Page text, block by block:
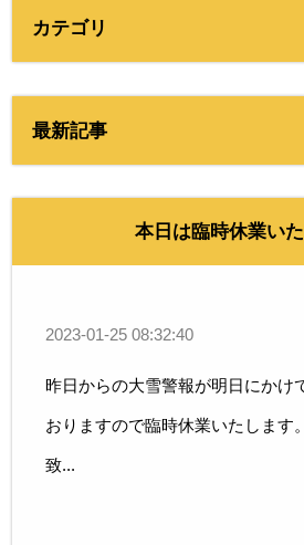
カテゴリ
最新記事
本日は臨時休業い
2023-01-25 08:32:40
昨日からの大雪警報が明日にかけ
おりますので臨時休業いたします
致...